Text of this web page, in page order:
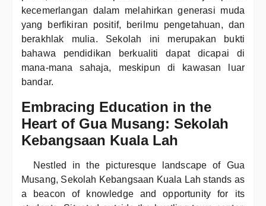
kecemerlangan dalam melahirkan generasi muda
yang berfikiran positif, berilmu pengetahuan, dan
berakhlak mulia. Sekolah ini merupakan bukti
bahawa pendidikan berkualiti dapat dicapai di
mana-mana sahaja, meskipun di kawasan luar
bandar.
Embracing Education in the
Heart of Gua Musang: Sekolah
Kebangsaan Kuala Lah
Nestled in the picturesque landscape of Gua
Musang, Sekolah Kebangsaan Kuala Lah stands as
a beacon of knowledge and opportunity for its